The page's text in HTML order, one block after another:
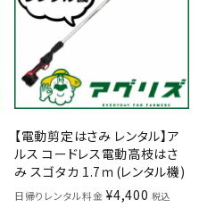
【電動剪定はさみ レンタル】ア
ルス コードレス電動高枝はさ
み スゴタカ 1.7ｍ(レンタル機)
日帰りレンタル料金 ¥4,400 税込